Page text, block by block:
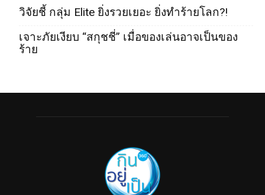
วิจัยชี้ กลุ่ม Elite ยิ่งรวยเยอะ ยิ่งทำร้ายโลก?!
เจาะภัยเงียบ “สกุชชี่” เมื่อของเล่นอาจเป็นของ
ร้าย